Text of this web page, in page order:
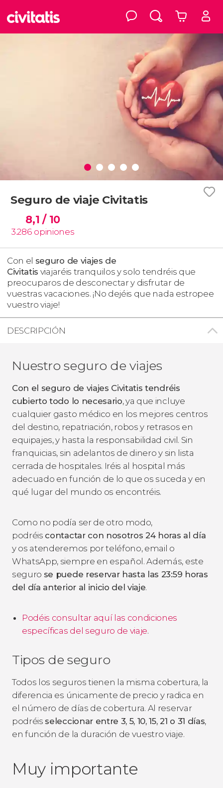
Seguro de viaje Civitatis
8,1/ 10
3.286 opiniones
Con el seguro de viajes de
Civitatis viajaréis tranquilos y solo tendréis que
preocuparos de desconectar y disfrutar de
vuestras vacaciones. ¡No dejéis que nada estropee
vuestro viaje!
DESCRIPCIÓN
Nuestro seguro de viajes
Con el seguro de viajes Civitatis tendréis
cubierto todo lo necesario, ya que incluye
cualquier gasto médico en los mejores centros
del destino, repatriación, robos y retrasos en
equipajes, y hasta la responsabilidad civil. Sin
franquicias, sin adelantos de dinero y sin lista
cerrada de hospitales. Iréis al hospital más
adecuado en función de lo que os suceda y en
qué lugar del mundo os encontréis.
Como no podía ser de otro modo,
podréis contactar con nosotros 24 horas al día
y os atenderemos por teléfono, email o
WhatsApp, siempre en español. Además, este
seguro se puede reservar hasta las 23:59 horas
del día anterior al inicio del viaje.
Podéis consultar aquí las condiciones
específicas del seguro de viaje.
Tipos de seguro
Todos los seguros tienen la misma cobertura, la
diferencia es únicamente de precio y radica en
el número de días de cobertura. Al reservar
podréis seleccionar entre 3, 5, 10, 15, 21 o 31 días,
en función de la duración de vuestro viaje.
Muy importante